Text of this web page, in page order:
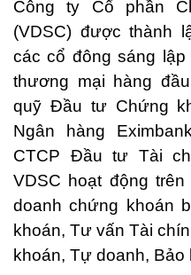
Công ty Cổ phần
(VDSC) được thành
các cổ đông sáng
thương mại hàng
quỹ Đầu tư Chứng
Ngân hàng
CTCP Đầu tư Tài
VDSC hoạt động
doanh chứng khoán
khoán, Tư vấn Tài
khoán, Tự doanh,